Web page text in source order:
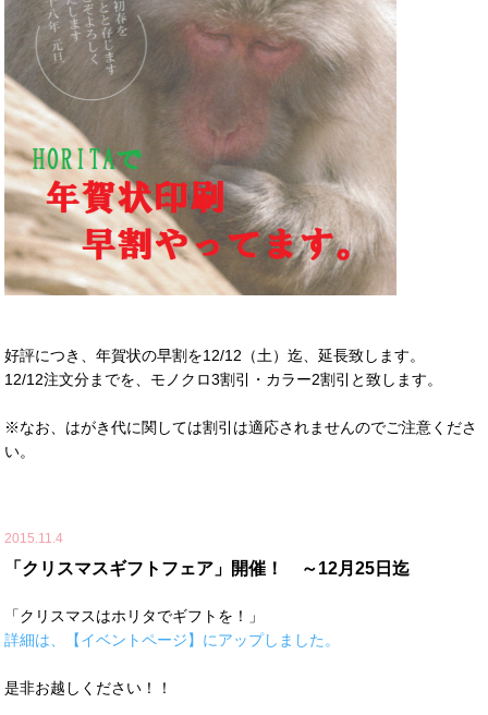
好評につき、年賀状の早割を12/12（土）迄、延長致します。
12/12注文分までを、モノクロ3割引・カラー2割引と致します。
※なお、はがき代に関しては割引は適応されませんのでご注意くださ
い。
2015.11.4
「クリスマスギフトフェア」開催！ ～12月25日迄
「クリスマスはホリタでギフトを！」
詳細は、【イベントページ】にアップしました。
是非お越しください！！